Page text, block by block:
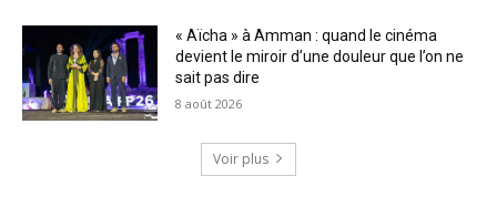
« Aïcha » à Amman : quand le cinéma
devient le miroir d’une douleur que l’on ne
sait pas dire
8 août 2026
Voir plus